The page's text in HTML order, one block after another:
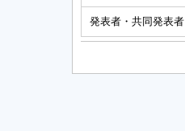
発表者・共同発表者